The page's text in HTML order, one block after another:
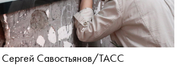
Савостьянов/ТАСС